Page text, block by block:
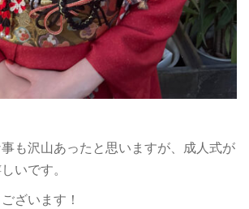
も沢山あったと思いますが、成人式が
いです。
ざいます！